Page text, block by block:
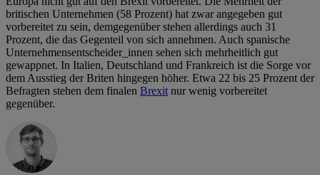
britischen Unternehmen (58 Prozent) hat zwar angegeben gut
vorbereitet zu sein, demgegenüber stehen allerdings auch 31
Prozent, die das Gegenteil von sich annehmen. Auch spanische
Unternehmensentscheider_innen sehen sich mehrheitlich gut
gewappnet. In Italien, Deutschland und Frankreich ist die Sorge vor
dem Ausstieg der Briten hingegen höher. Etwa 22 bis 25 Prozent der
Befragten stehen dem finalen Brexitnur wenig vorbereitet
gegenüber.